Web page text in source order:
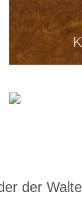
der